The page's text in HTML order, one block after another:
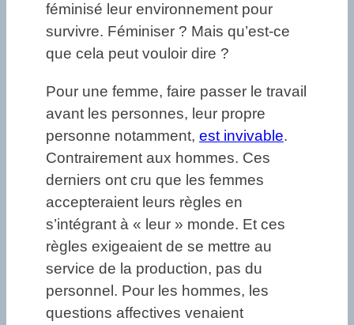
féminisé leur environnement pour
survivre. Féminiser ? Mais qu’est-ce
que cela peut vouloir dire ?
Pour une femme, faire passer le travail
avant les personnes, leur propre
personne notamment, est invivable.
Contrairement aux hommes. Ces
derniers ont cru que les femmes
accepteraient leurs règles en
s’intégrant à « leur » monde. Et ces
règles exigeaient de se mettre au
service de la production, pas du
personnel. Pour les hommes, les
questions affectives venaient